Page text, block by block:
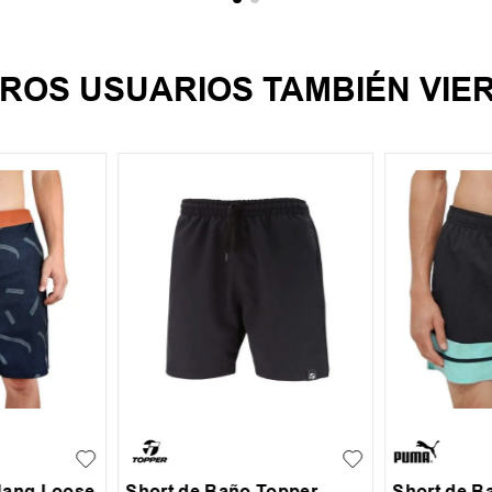
USUARIOS TAMBIÉN
XL XXL L